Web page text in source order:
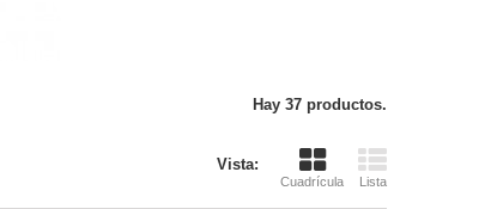
Hay 37 productos.
Vista:
Cuadrícula Lista